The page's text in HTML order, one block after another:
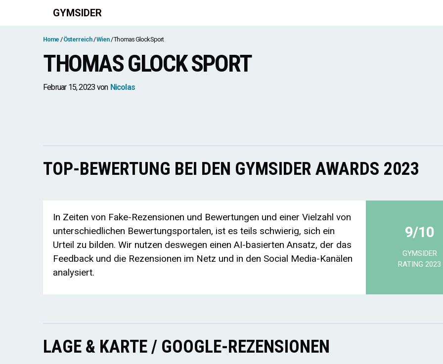
GYMSIDER
Home Österreich Wien Thomas Glock Sport
THOMAS GLOCK SPORT
Februar 15, 2023 von Nicolas
TOP-BEWERTUNG BEI DEN GYMSIDER AWARDS 2023
In Zeiten von Fake-Rezensionen und Bewertungen und einer Vielzahl von
unterschiedlichen Bewertungsportalen, ist es teils schwierig, sich ein
Urteil zu bilden. Wir nutzen deswegen einen AI-basierten Ansatz, der das
Feedback und die Rezensionen im Netz und in den Social Media-Kanälen
analysiert.
9/10
GYMSIDER
RATING 2023
LAGE & KARTE / GOOGLE-REZENSIONEN